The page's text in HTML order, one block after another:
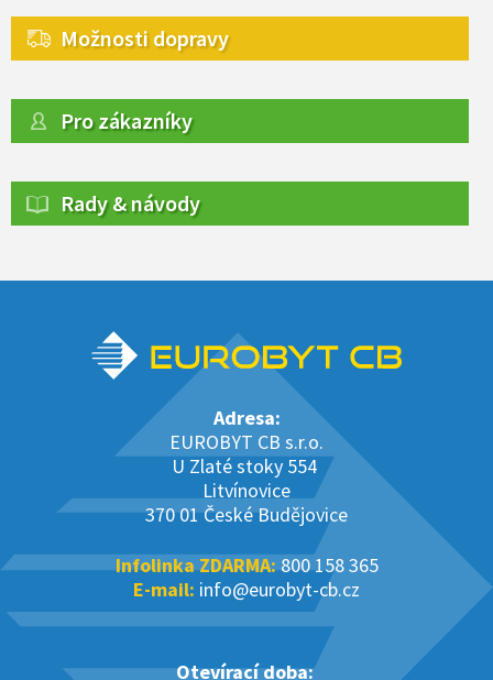
Možnosti dopravy
Pro zákazníky
Rady & návody
Adresa:
EUROBYT CB s.r.o.
U Zlaté stoky 554
Litvínovice
370 01 České Budějovice
Infolinka ZDARMA:800 158 365
E-mail: info@eurobyt-cb.cz
Otevírací doba: